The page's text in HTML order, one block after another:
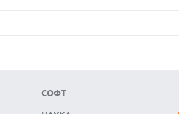
СОФТ